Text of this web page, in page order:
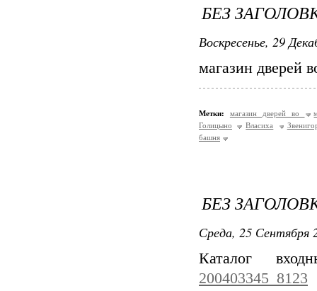
БЕЗ
Воскресенье, 29
магазин дверей
Метки: магазин дверей во
Голицыно
Власиха
башня
БЕЗ
Среда, 25 Сентября
Каталог
200403345_8123